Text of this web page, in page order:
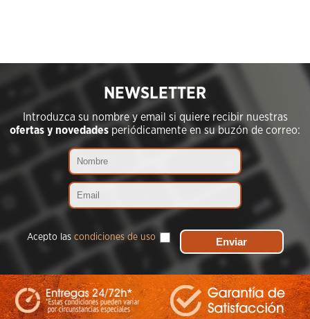
NEWSLETTER
Introduzca su nombre y email si quiere recibir nuestras
ofertas y novedadesperiódicamente en su buzón de correo:
Acepto las condiciones de uso